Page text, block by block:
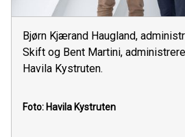
Bjørn Kjærand Haugland,
Skift og Bent Martini,
Havila Kystruten.
Foto: Havila Kystruten